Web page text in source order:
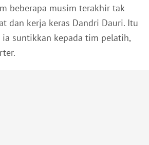
beberapa musim terakhir tak
dan kerja keras Dandri Dauri. Itu
suntikkan kepada tim pelatih,